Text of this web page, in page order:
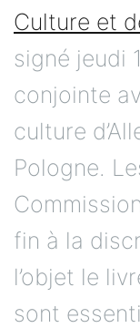
Culture et
signé jeudi
conjointe
culture
Pologne.
fin à la
l’objet le
sont